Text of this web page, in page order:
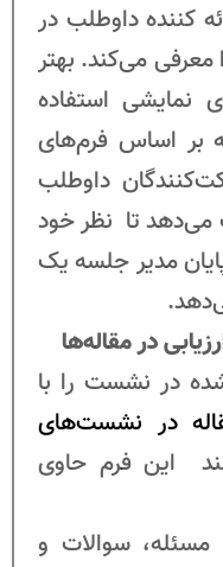
کننده داوطلب در
معرفی می‌کند. بهتر
نمایشی استفاده
بر اساس فرم‌های
داوطلب
می‌دهد تا نظر خود
پایان مدیر جلسه یک
در مقاله‌ها
در نشست را با
در نشست‌های
این فرم حاوی
مسئله، سوالات و